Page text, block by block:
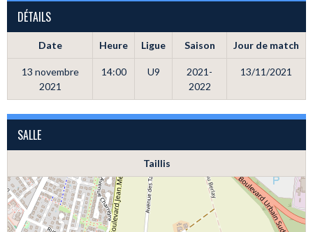
DÉTAILS
Date Heure Ligue Saison Jour de match
13 novembre
2021
14:00 U9
2021-
2022
13/11/2021
SALLE
Taillis